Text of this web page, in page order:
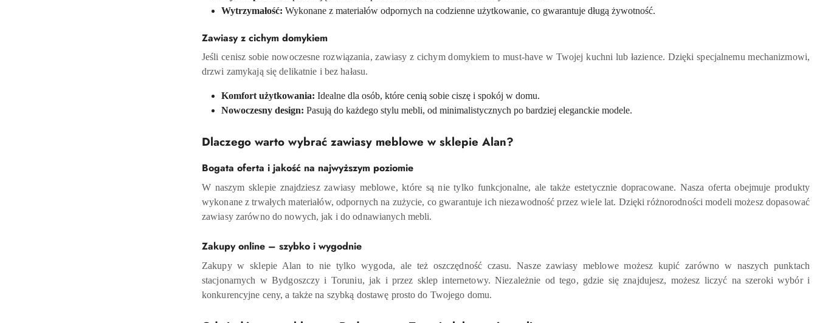
Wytrzymałość: Wykonane z materiałów odpornych na codzienne użytkowanie, co gwarantuje długą żywotność.
Zawiasy z cichym domykiem
Jeśli cenisz sobie nowoczesne rozwiązania, zawiasy z cichym domykiem to must-have w Twojej kuchni lub łazience. Dzięki specjalnemu mechanizmowi,
drzwi zamykają się delikatnie i bez hałasu.
Komfort użytkowania: Idealne dla osób, które cenią sobie ciszę i spokój w domu.
Nowoczesny design: Pasują do każdego stylu mebli, od minimalistycznych po bardziej eleganckie modele.
Dlaczego warto wybrać zawiasy meblowe w sklepie Alan?
Bogata oferta i jakość na najwyższym poziomie
W naszym sklepie znajdziesz zawiasy meblowe, które są nie tylko funkcjonalne, ale także estetycznie dopracowane. Nasza oferta obejmuje produkty
wykonane z trwałych materiałów, odpornych na zużycie, co gwarantuje ich niezawodność przez wiele lat. Dzięki różnorodności modeli możesz dopasować
zawiasy zarówno do nowych, jak i do odnawianych mebli.
Zakupy online – szybko i wygodnie
Zakupy w sklepie Alan to nie tylko wygoda, ale też oszczędność czasu. Nasze zawiasy meblowe możesz kupić zarówno w naszych punktach
stacjonarnych w Bydgoszczy i Toruniu, jak i przez sklep internetowy. Niezależnie od tego, gdzie się znajdujesz, możesz liczyć na szeroki wybór i
konkurencyjne ceny, a także na szybką dostawę prosto do Twojego domu.